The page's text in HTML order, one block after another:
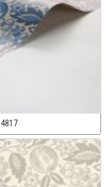
4817